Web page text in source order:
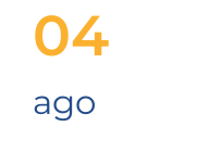
04
ago